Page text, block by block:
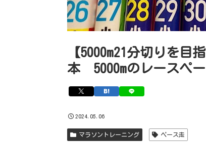
【5000m21分切りを
本 5000mのレースペー
2024.05.06
マラソントレーニング ペース走